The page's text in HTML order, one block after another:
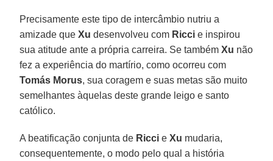
Precisamente este tipo de intercâmbio nutriu a
amizade queXu desenvolveu com Ricci e inspirou
sua atitude ante a própria carreira. Se tambémXu não
fez a experiência do martírio, como ocorreu com
Tomás Morus, sua coragem e suas metas são muito
semelhantes àquelas deste grande leigo e santo
católico.
A beatificação conjunta de Ricci eXu mudaria,
consequentemente, o modo pelo qual a história